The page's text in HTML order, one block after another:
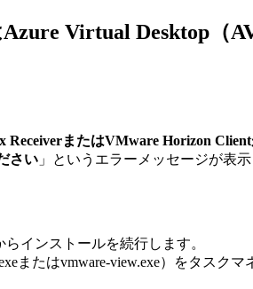
Virtual Desktop（
ReceiverまたはVMware Horizon
さい 」というエラーメッセージが表
インストールを続行します。
またはvmware-view.exe）をタスク